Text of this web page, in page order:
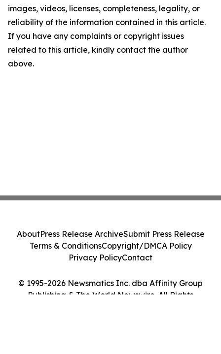
images, videos, licenses, completeness, legality, or
reliability of the information contained in this article.
If you have any complaints or copyright issues
related to this article, kindly contact the author
above.
© 1995-2026 Newsmatics Inc. dba Affinity Group
Publishing & The World Newswire. All Rights
AboutPress Release ArchiveSubmit Press Release
Terms & ConditionsCopyright/DMCA Policy
Privacy PolicyContact